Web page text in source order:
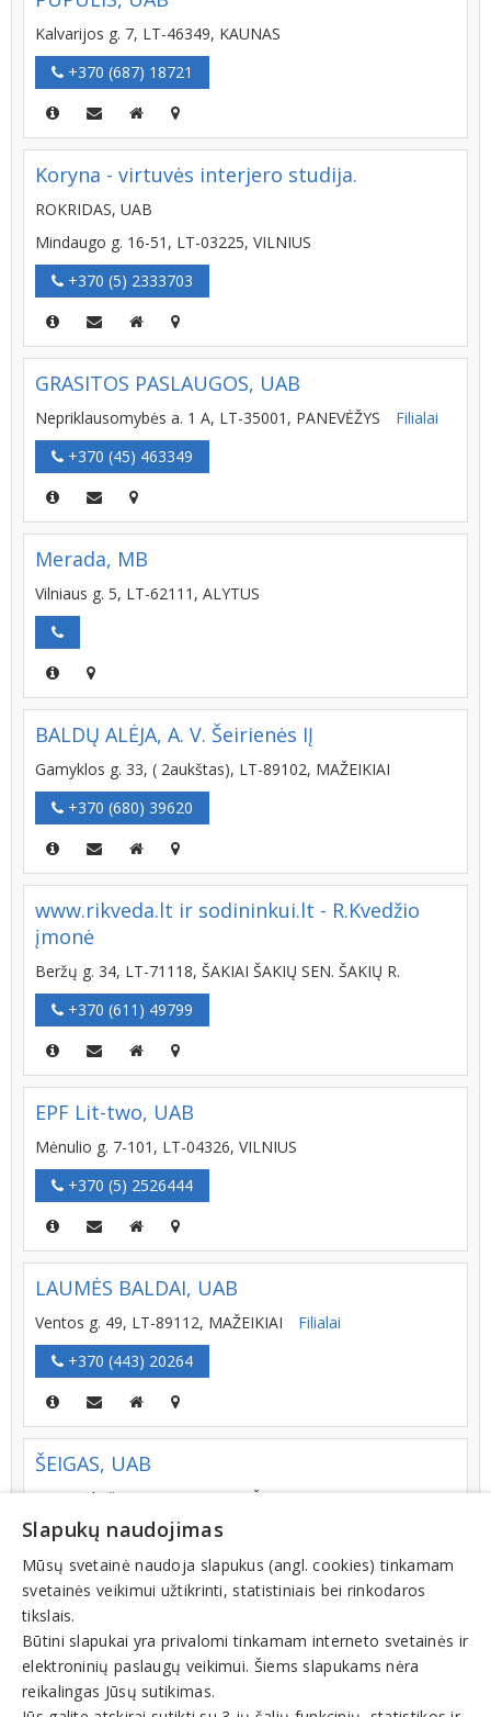
Kalvarijos g. 7, LT-46349, KAUNAS
+370 (687) 18721
Koryna - virtuvės interjero studija.
ROKRIDAS, UAB
Mindaugo g. 16-51, LT-03225, VILNIUS
+370 (5) 2333703
GRASITOS PASLAUGOS, UAB
Nepriklausomybės a. 1 A, LT-35001, PANEVĖŽYS
Filialai
+370 (45) 463349
Merada, MB
Vilniaus g. 5, LT-62111, ALYTUS
BALDŲ ALĖJA, A. V. Šeirienės IĮ
Gamyklos g. 33, ( 2aukštas), LT-89102, MAŽEIKIAI
+370 (680) 39620
www.rikveda.lt ir sodininkui.lt - R.Kvedžio
įmonė
Beržų g. 34, LT-71118, ŠAKIAI ŠAKIŲ SEN. ŠAKIŲ R.
+370 (611) 49799
EPF Lit-two, UAB
Mėnulio g. 7-101, LT-04326, VILNIUS
+370 (5) 2526444
LAUMĖS BALDAI, UAB
Ventos g. 49, LT-89112, MAŽEIKIAI
Filialai
+370 (443) 20264
ŠEIGAS, UAB
K. Donelaičio g. 12, LT-78123, ŠIAULIAI
+370 (698) 41628
INGADA, UAB
Cintjoniškių g. 11 A, LT-99116, ŠILUTĖ
Filialai
+370 (441) 78324
Slapukų naudojimas
Mūsų svetainė naudoja slapukus (angl. cookies) tinkamam
svetainės veikimui užtikrinti, statistiniais bei rinkodaros
tikslais.
Būtini slapukai yra privalomi tinkamam interneto svetainės ir
elektroninių paslaugų veikimui. Šiems slapukams nėra
reikalingas Jūsų sutikimas.